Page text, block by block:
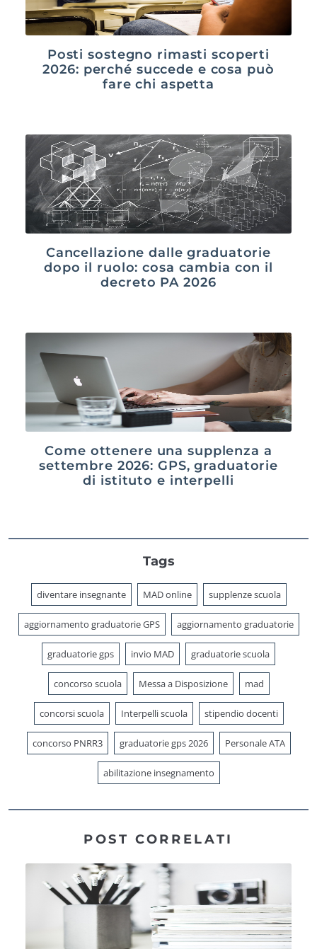
Posti sostegno rimasti scoperti
2026: perché succede e cosa può
fare chi aspetta
Cancellazione dalle graduatorie
dopo il ruolo: cosa cambia con il
decreto PA 2026
Come ottenere una supplenza a
settembre 2026: GPS, graduatorie
di istituto e interpelli
Tags
diventare insegnante MAD online supplenze scuola
aggiornamento graduatorie GPS aggiornamento graduatorie
graduatorie gps invio MAD graduatorie scuola
concorso scuola Messa a Disposizione mad
concorsi scuola Interpelli scuola stipendio docenti
concorso PNRR3 graduatorie gps 2026 Personale ATA
abilitazione insegnamento
POST CORRELATI